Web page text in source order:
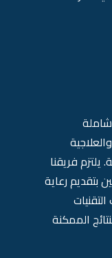
فريقنا
بتقديم رعاية
الممكنة